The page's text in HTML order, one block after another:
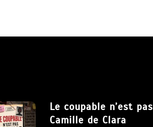
Le coupable n’est pas
Camille de Clara